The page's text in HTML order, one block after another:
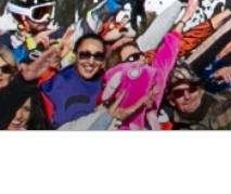
Skip
to
content